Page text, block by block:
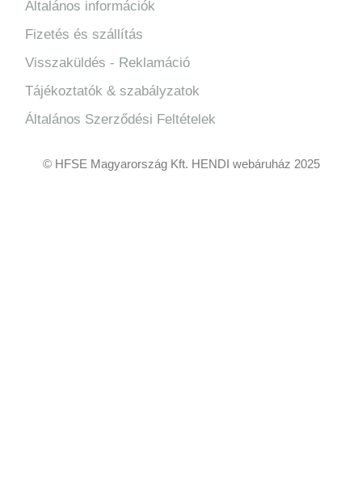
Általános információk
Fizetés és szállítás
Visszaküldés - Reklamáció
Tájékoztatók & szabályzatok
Általános Szerződési Feltételek
© HFSE Magyarország Kft. HENDI webáruház 2025